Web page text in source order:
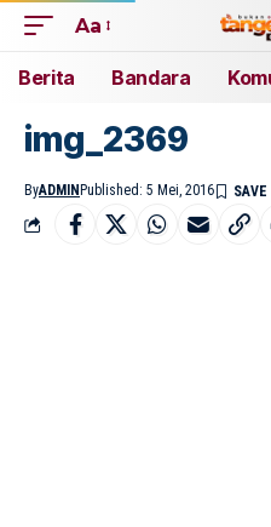
Aa
Berita Bandara
img_2369
ByADMIN Published: 5 Mei, 2016